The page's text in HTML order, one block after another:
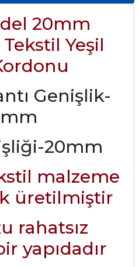
20mm
Yeşil
Genişlik-
20mm
malzeme
üretilmiştir
rahatsız
yapıdadır